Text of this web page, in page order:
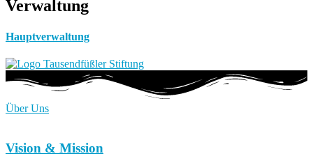
Verwaltung
Hauptverwaltung
Über Uns
Vision & Mission